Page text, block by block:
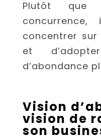
Plutôt
concentrer
et
d’abondance
Vision
vision de
son